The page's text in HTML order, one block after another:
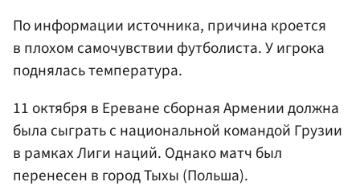
По информации источника, причина кроется
в плохом самочувствии футболиста. У игрока
поднялась температура.
11 октября в Ереване сборная Армении должна
была сыграть с национальной командой Грузии
в рамках Лиги наций. Однако матч был
перенесен в город Тыхы (Польша).